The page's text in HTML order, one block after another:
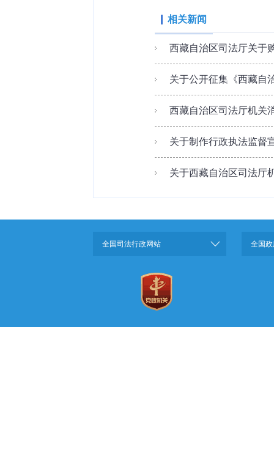
相关新闻
西藏自治区司法厅关于
关于公开征集《西藏自
西藏自治区司法厅机关
关于制作行政执法监督
关于西藏自治区司法厅
全国司法行政网站 全国